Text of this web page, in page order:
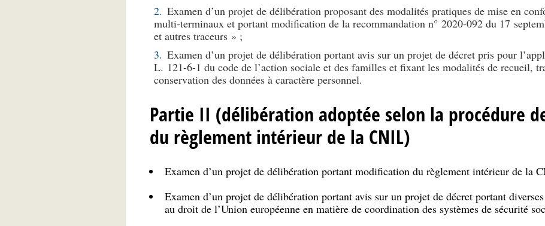
Examen d’un projet de délibération proposant des modalités pratiques de mise en
multi-terminaux et portant modification de la recommandation n° 2020-092 du 17
et autres traceurs » ;
Examen d’un projet de délibération portant avis sur un projet de décret pris pour
L. 121-6-1 du code de l’action sociale et des familles et fixant les modalités de recueil,
conservation des données à caractère personnel.
Partie II (délibération adoptée selon la procédure
du règlement intérieur de la CNIL)
Examen d’un projet de délibération portant modification du règlement intérieur de la
Examen d’un projet de délibération portant avis sur un projet de décret portant
au droit de l’Union européenne en matière de coordination des systèmes de sécurité